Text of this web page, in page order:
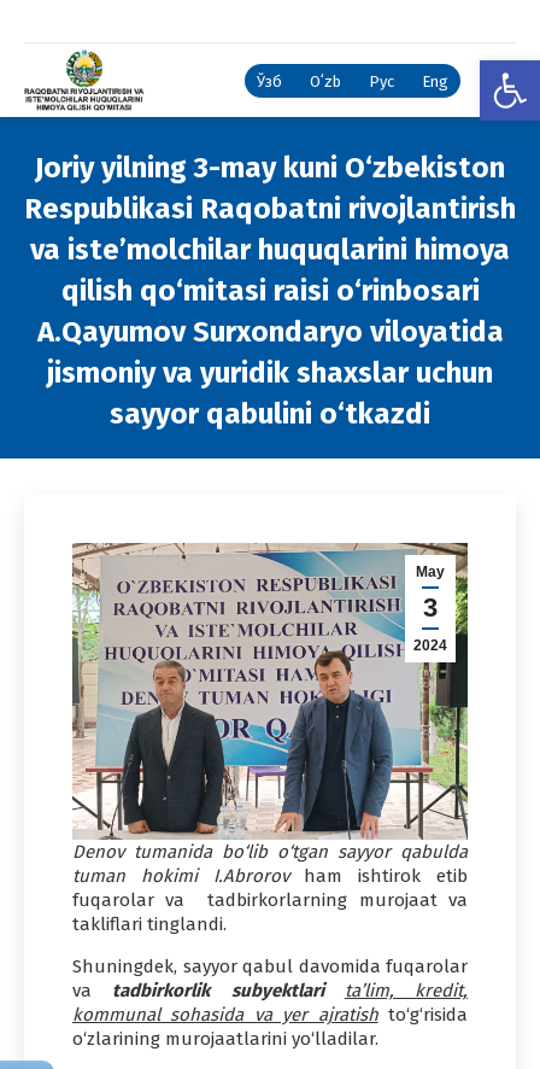
Ўзб Oʻzb Рус Eng
Joriy yilning 3-may kuni O‘zbekiston
Respublikasi Raqobatni rivojlantirish
va iste’molchilar huquqlarini himoya
qilish qo‘mitasi raisi o‘rinbosari
A.Qayumov Surxondaryo viloyatida
jismoniy va yuridik shaxslar uchun
sayyor qabulini o‘tkazdi
May
3
2024
Denov tumanida bo‘lib o‘tgan sayyor qabulda
tuman hokimi I.Abrorovham ishtirok etib
fuqarolar va tadbirkorlarning murojaat va
takliflari tinglandi.
Shuningdek, sayyor qabul davomida fuqarolar
va tadbirkorlik subyektlari
ta’lim, kredit,
kommunal sohasida va yer ajratishto‘g‘risida
o‘zlarining murojaatlarini yo‘lladilar.